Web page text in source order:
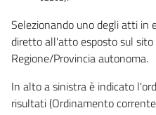
Selezionando uno degli atti
diretto all'atto esposto sul sito
Regione/Provincia autonoma.
In alto a sinistra è indicato
risultati (Ordinamento